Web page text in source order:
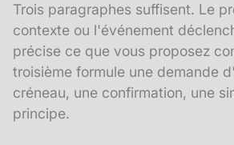
Trois paragraphes suffisent. Le
contexte ou l'événement
précise ce que vous proposez
troisième formule une demande
créneau, une confirmation, une
principe.